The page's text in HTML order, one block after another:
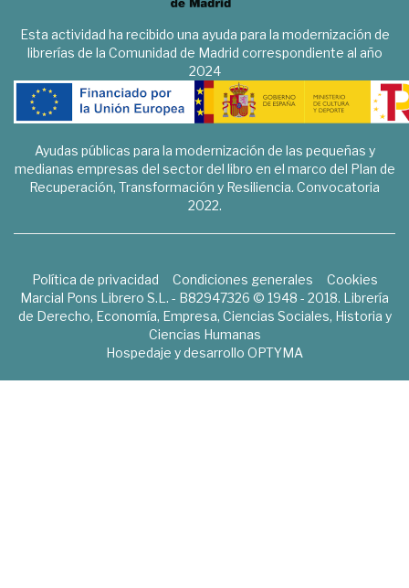
Esta actividad ha recibido una ayuda para la modernización de
librerías de la Comunidad de Madrid correspondiente al año
2024
Ayudas públicas para la modernización de las pequeñas y
medianas empresas del sector del libro en el marco del Plan de
Recuperación, Transformación y Resiliencia. Convocatoria
2022.
Política de privacidad Condiciones generales
Cookies
Marcial Pons Librero S.L. - B82947326 © 1948 - 2018. Librería
de Derecho, Economía, Empresa, Ciencias Sociales, Historia y
Ciencias Humanas
Hospedaje y desarrollo OPTYMA